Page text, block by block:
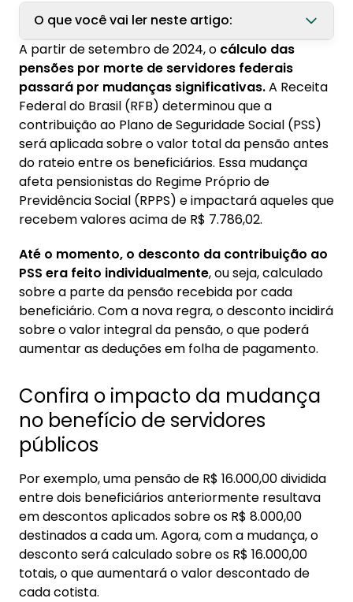
O que você vai ler neste artigo:
1. Confira o impacto da mudança no benefício
de servidores públicos
2. Mudanças na pensão por morte de servidor
federal tem base legal?
A partir de setembro de 2024, o cálculo das
pensões por morte de servidores federais
passará por mudanças significativas.A Receita
Federal do Brasil (RFB) determinou que a
contribuição ao Plano de Seguridade Social (PSS)
será aplicada sobre o valor total da pensão antes
do rateio entre os beneficiários. Essa mudança
afeta pensionistas do Regime Próprio de
Previdência Social (RPPS) e impactará aqueles que
recebem valores acima de R$ 7.786,02.
Até o momento, o desconto da contribuição ao
PSS era feito individualmente, ou seja, calculado
sobre a parte da pensão recebida por cada
beneficiário. Com a nova regra, o desconto incidirá
sobre o valor integral da pensão, o que poderá
aumentar as deduções em folha de pagamento.
Confira o impacto da mudança
no benefício de servidores
públicos
Por exemplo, uma pensão de R$ 16.000,00 dividida
entre dois beneficiários anteriormente resultava
em descontos aplicados sobre os R$ 8.000,00
destinados a cada um. Agora, com a mudança, o
desconto será calculado sobre os R$ 16.000,00
totais, o que aumentará o valor descontado de
cada cotista.